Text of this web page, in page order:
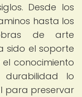
Desde los
hasta los
de arte
sido el soporte
conocimiento
durabilidad lo
para preservar